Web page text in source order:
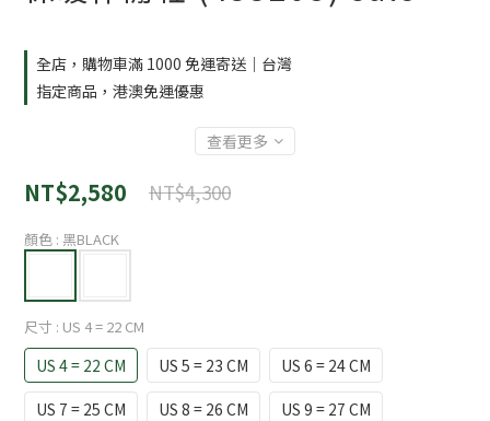
全店，購物車滿 1000 免運寄送｜台灣
指定商品，港澳免運優惠
查看更多
NT$2,580 NT$4,300
顏色 : 黑BLACK
尺寸 : US 4 = 22 CM
US 4 = 22 CM US 5 = 23 CM
US 6 = 24 CM
US 7 = 25 CM
US 8 = 26 CM
US 9 = 27 CM